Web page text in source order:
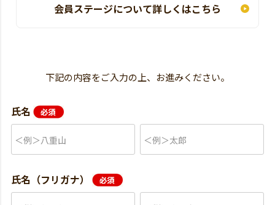
会員ステージについて詳しくはこちら
下記の内容をご入力の上、お進みください。
氏名
氏名（フリガナ）